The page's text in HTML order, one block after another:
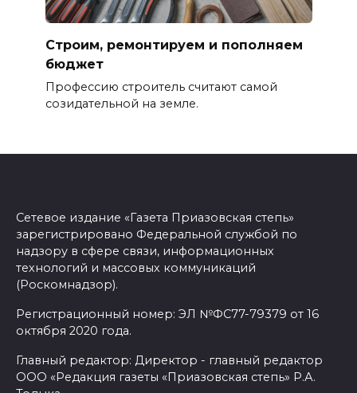
Строим, ремонтируем и пополняем
бюджет
Профессию строитель считают самой
созидательной на земле.
Сетевое издание «Газета Приазовская степь»
зарегистрировано Федеральной службой по
надзору в сфере связи, информационных
технологий и массовых коммуникаций
(Роскомнадзор).
Регистрационный номер: ЭЛ №ФС77-79379 от 16
октября 2020 года.
Главный редактор: Директор - главный редактор
ООО «Редакция газеты «Приазовская степь» Р.А.